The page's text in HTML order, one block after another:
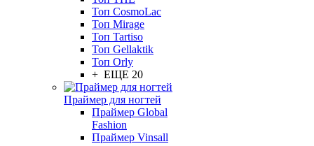
Топ CosmoLac
Топ Mirage
Топ Tartiso
Топ Gellaktik
Топ Orly
+ ЕЩЕ 20
Праймер для ногтей
Праймер Global
Fashion
Праймер Vinsall